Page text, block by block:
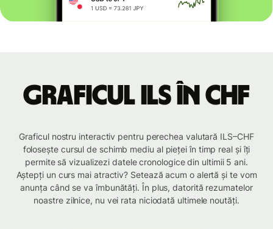
Graficul ILS în CHF
Graficul nostru interactiv pentru perechea valutară ILS–CHF
folosește cursul de schimb mediu al pieței în timp real și îți
permite să vizualizezi datele cronologice din ultimii 5 ani.
Aștepți un curs mai atractiv? Setează acum o alertă și te vom
anunța când se va îmbunătăți. În plus, datorită rezumatelor
noastre zilnice, nu vei rata niciodată ultimele noutăți.